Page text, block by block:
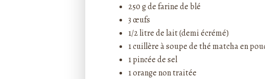
250 g de farine de blé
3 œufs
1/2 litre de lait (demi écrémé)
1 cuillère à soupe de thé matcha en
1 pincée de sel
1 orange non traitée